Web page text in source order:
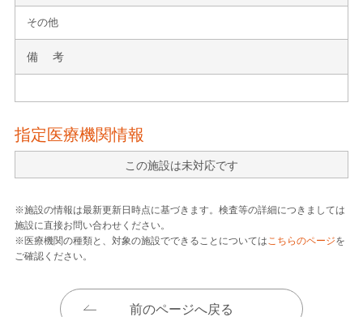
その他
備 考
指定医療機関情報
この施設は未対応です
※施設の情報は最新更新日時点に基づきます。検査等の詳細につきましては
施設に直接お問い合わせください。
※医療機関の種類と、対象の施設でできることについてはこちらのページを
ご確認ください。
前のページへ戻る